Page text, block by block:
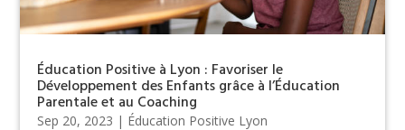
Éducation Positive à Lyon : Favoriser le
Développement des Enfants grâce à l’Éducation
Parentale et au Coaching
Sep 20, 2023 | Éducation Positive Lyon